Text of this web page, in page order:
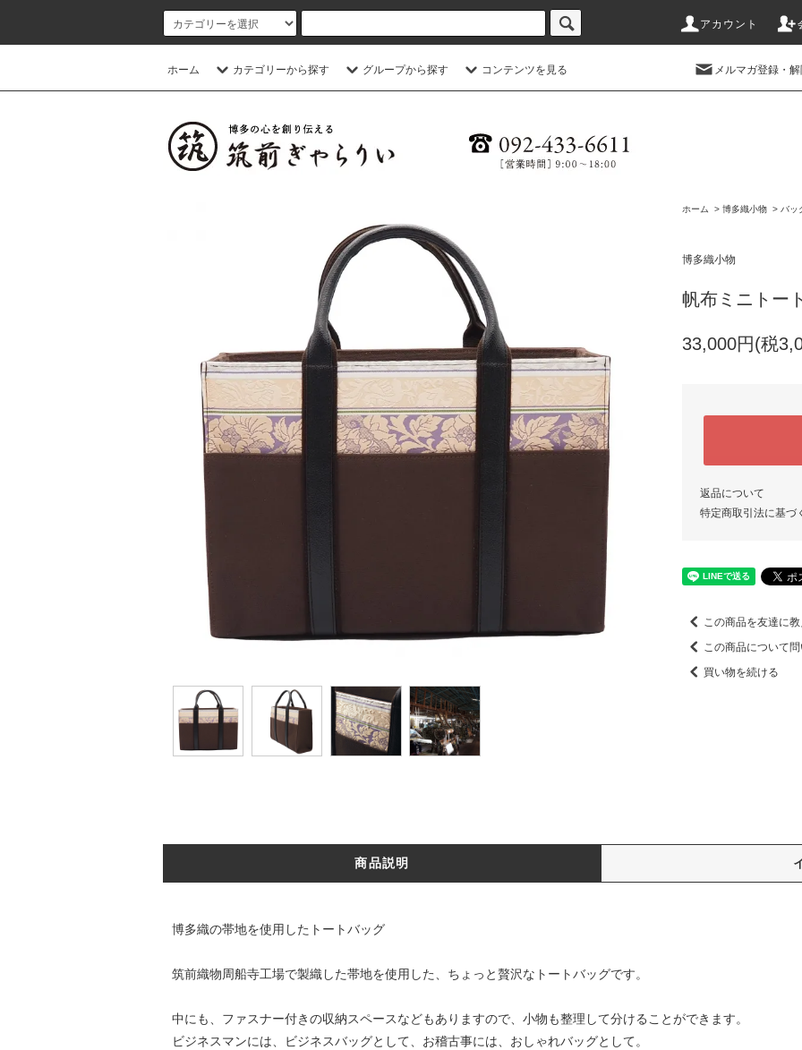
アカウント
ホーム カテゴリーから探す グループから探す コンテンツを見る メルマガ登録・
ホーム > 博多織小物 > バッ
博多織小物
帆布ミニトー
33,000円(税
返品について
特定商取引法に基づ
この商品を友達に
この商品について
買い物を続ける
商品説明
博多織の帯地を使用したトートバッグ
筑前織物周船寺工場で製織した帯地を使用した、ちょっと贅沢なトートバッグです。
中にも、ファスナー付きの収納スペースなどもありますので、小物も整理して分けることができます。
ビジネスマンには、ビジネスバッグとして、お稽古事には、おしゃれバッグとして。